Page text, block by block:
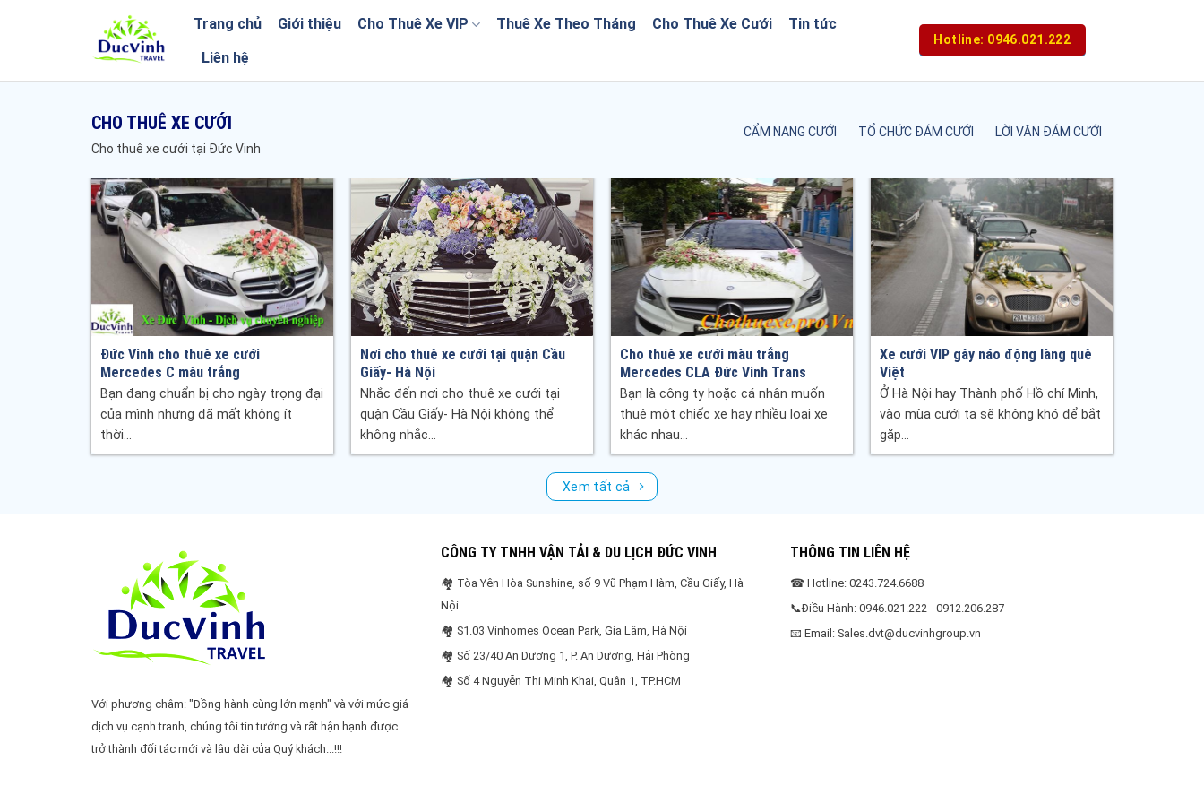
Trang chủ Giới thiệu Cho Thuê Xe VIP Thuê Xe Theo Tháng Cho Thuê Xe Cưới
Tin tức
Liên hệ
Hotline: 0946.021.222
CHO THUÊ XE CƯỚI
Cho thuê xe cưới tại Đức Vinh
CẨM NANG CƯỚI TỔ CHỨC ĐÁM CƯỚI LỜI VĂN ĐÁM CƯỚI
Đức Vinh cho thuê xe cưới
Mercedes C màu trắng
Bạn đang chuẩn bị cho ngày trọng đại
của mình nhưng đã mất không ít
thời...
Nơi cho thuê xe cưới tại quận Cầu
Giấy- Hà Nội
Nhắc đến nơi cho thuê xe cưới tại
quận Cầu Giấy- Hà Nội không thể
không nhắc...
Cho thuê xe cưới màu trắng
Mercedes CLA Đức Vinh Trans
Bạn là công ty hoặc cá nhân muốn
thuê một chiếc xe hay nhiều loại xe
khác nhau...
Xe cưới VIP gây náo động làng quê
Việt
Ở Hà Nội hay Thành phố Hồ chí Minh,
vào mùa cưới ta sẽ không khó để bắt
gặp...
Xem tất cả
Với phương châm: "Đồng hành cùng lớn mạnh" và với mức giá
dịch vụ cạnh tranh, chúng tôi tin tưởng và rất hận hạnh được
trở thành đối tác mới và lâu dài của Quý khách...!!!
CÔNG TY TNHH VẬN TẢI & DU LỊCH ĐỨC VINH
🏘 Tòa Yên Hòa Sunshine, số 9 Vũ Phạm Hàm, Cầu Giấy, Hà
Nội
🏘 S1.03 Vinhomes Ocean Park, Gia Lâm, Hà Nội
🏘 Số 23/40 An Dương 1, P. An Dương, Hải Phòng
🏘 Số 4 Nguyễn Thị Minh Khai, Quận 1, TP.HCM
THÔNG TIN LIÊN HỆ
☎ Hotline: 0243.724.6688
📞Ðiều Hành: 0946.021.222 - 0912.206.287
📧 Email: Sales.dvt@ducvinhgroup.vn